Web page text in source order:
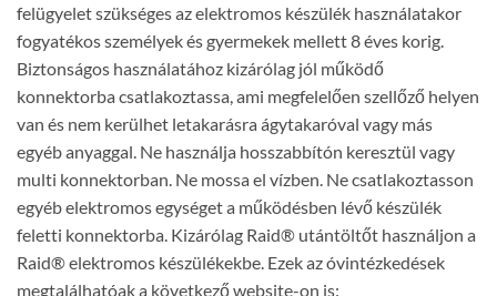
felügyelet szükséges az elektromos készülék használatakor
fogyatékos személyek és gyermekek mellett 8 éves korig.
Biztonságos használatához kizárólag jól működő
konnektorba csatlakoztassa, ami megfelelően szellőző helyen
van és nem kerülhet letakarásra ágytakaróval vagy más
egyéb anyaggal. Ne használja hosszabbítón keresztül vagy
multi konnektorban. Ne mossa el vízben. Ne csatlakoztasson
egyéb elektromos egységet a működésben lévő készülék
feletti konnektorba. Kizárólag Raid® utántöltőt használjon a
Raid® elektromos készülékekbe. Ezek az óvintézkedések
megtalálhatóak a következő website-on is: